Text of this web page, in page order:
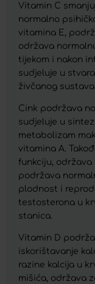
Vitamin C
normalno
vitamina E,
održava
tijekom i nakon
sudjeluje u
živčanog
Cink podržava
sudjeluje u
metabolizam
vitamina A.
funkciju, održava
podržava
plodnost i
testosterona u
stanica.
Vitamin D
iskorištavanje
razine kalcija u
mišića, održava